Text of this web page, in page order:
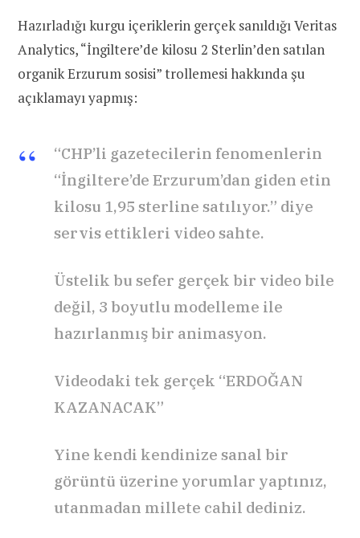
Hazırladığı kurgu içeriklerin gerçek sanıldığı Veritas
Analytics, “İngiltere’de kilosu 2 Sterlin’den satılan
organik Erzurum sosisi” trollemesi hakkında şu
açıklamayı yapmış:
“CHP’li gazetecilerin fenomenlerin
“İngiltere’de Erzurum’dan giden etin
kilosu 1,95 sterline satılıyor.” diye
servis ettikleri video sahte.
Üstelik bu sefer gerçek bir video bile
değil, 3 boyutlu modelleme ile
hazırlanmış bir animasyon.
Videodaki tek gerçek “ERDOĞAN
KAZANACAK”
Yine kendi kendinize sanal bir
görüntü üzerine yorumlar yaptınız,
utanmadan millete cahil dediniz.